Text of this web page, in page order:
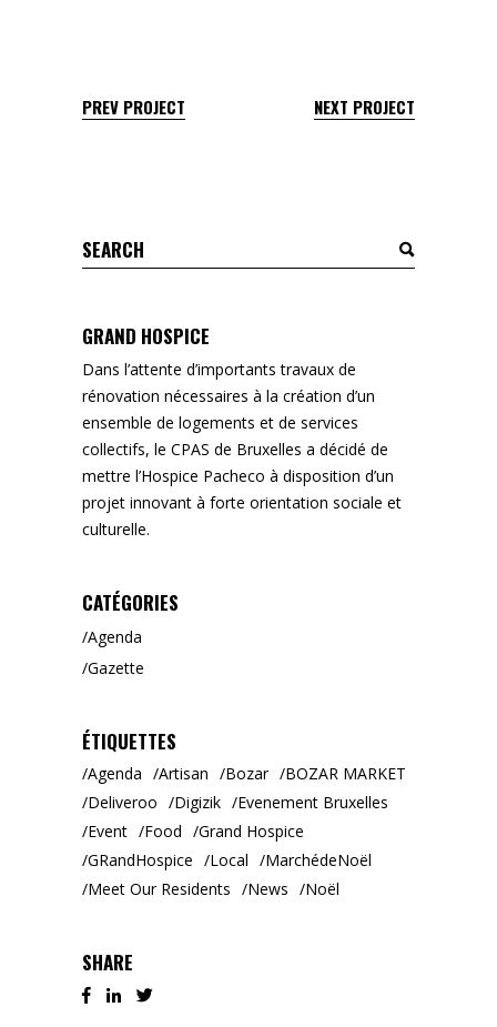
PREV PROJECT NEXT PROJECT
Search
for:
GRAND HOSPICE
Dans l’attente d’importants travaux de
rénovation nécessaires à la création d’un
ensemble de logements et de services
collectifs, le CPAS de Bruxelles a décidé de
mettre l’Hospice Pacheco à disposition d’un
projet innovant à forte orientation sociale et
culturelle.
CATÉGORIES
Agenda
Gazette
ÉTIQUETTES
Agenda Artisan Bozar
BOZAR MARKET
Deliveroo
Digizik
Evenement Bruxelles
Event
Food
Grand Hospice
GRandHospice
Local
MarchédeNoël
Meet Our Residents
News Noël
SHARE